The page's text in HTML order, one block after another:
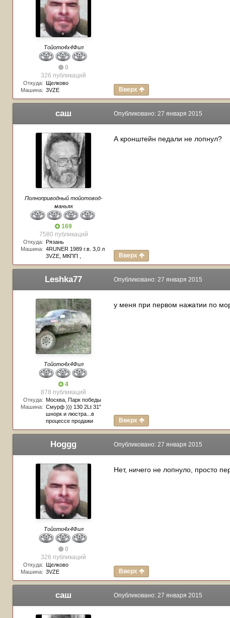
Тойото4х4Фил
0
326 публикаций
Откуда: Щелково
Машина: 3VZE Вверх
саш
Полноприводный тойотовод-
маньяк
169
7580 публикаций
Откуда: Рязань
Машина: 4RUNER 1989 г.в. 3,0 л
3VZE, МКПП ,
Опубликовано: 27 января 2015
А кронштейн педали не лопнул?
Вверх
Leshka77
Тойото4х4Фил
4
878 публикаций
Откуда: Москва, Парк победы
Машина: Смурф ))) 130 2Lt 31"
шнорк и люстра...в
процессе продажи
Опубликовано: 27 января 2015
у меня при первом нажатии по
Вверх
Hoggg
Тойото4х4Фил
0
326 публикаций
Откуда: Щелково
Машина: 3VZE
Опубликовано: 27 января 2015
Нет, ничего не лопнуло, просто
Вверх
саш Опубликовано: 27 января 2015